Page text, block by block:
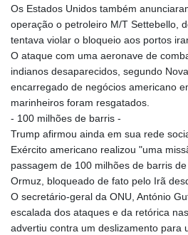
Os Estados Unidos também
operação o petroleiro M/T Settebello,
tentava violar o bloqueio aos portos
O ataque com uma aeronave de
indianos desaparecidos, segundo
encarregado de negócios americano
marinheiros foram resgatados.
- 100 milhões de barris -
Trump afirmou ainda em sua rede
Exército americano realizou "uma
passagem de 100 milhões de barris
Ormuz, bloqueado de fato pelo Irã
O secretário-geral da ONU, António
escalada dos ataques e da retórica
advertiu contra um deslizamento para